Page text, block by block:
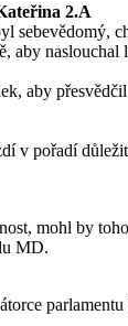
2.A
sebevědomý,
aby naslouchal
aby
v pořadí
mohl by
MD.